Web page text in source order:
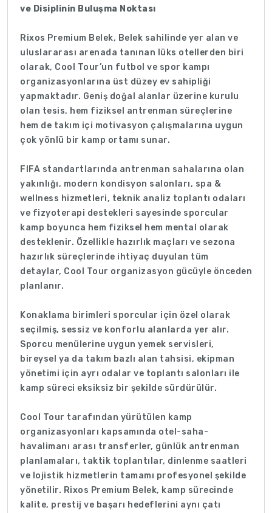
ve Disiplinin Buluşma Noktası
Rixos Premium Belek, Belek sahilinde yer alan ve
uluslararası arenada tanınan lüks otellerden biri
olarak, Cool Tour’un futbol ve spor kampı
organizasyonlarına üst düzey ev sahipliği
yapmaktadır. Geniş doğal alanlar üzerine kurulu
olan tesis, hem fiziksel antrenman süreçlerine
hem de takım içi motivasyon çalışmalarına uygun
çok yönlü bir kamp ortamı sunar.
FIFA standartlarında antrenman sahalarına olan
yakınlığı, modern kondisyon salonları, spa &
wellness hizmetleri, teknik analiz toplantı odaları
ve fizyoterapi destekleri sayesinde sporcular
kamp boyunca hem fiziksel hem mental olarak
desteklenir. Özellikle hazırlık maçları ve sezona
hazırlık süreçlerinde ihtiyaç duyulan tüm
detaylar, Cool Tour organizasyon gücüyle önceden
planlanır.
Konaklama birimleri sporcular için özel olarak
seçilmiş, sessiz ve konforlu alanlarda yer alır.
Sporcu menülerine uygun yemek servisleri,
bireysel ya da takım bazlı alan tahsisi, ekipman
yönetimi için ayrı odalar ve toplantı salonları ile
kamp süreci eksiksiz bir şekilde sürdürülür.
Cool Tour tarafından yürütülen kamp
organizasyonları kapsamında otel-saha-
havalimanı arası transferler, günlük antrenman
planlamaları, taktik toplantılar, dinlenme saatleri
ve lojistik hizmetlerin tamamı profesyonel şekilde
yönetilir. Rixos Premium Belek, kamp sürecinde
kalite, prestij ve başarı hedeflerini aynı çatı